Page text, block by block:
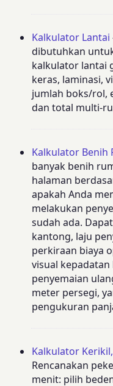
Kalkulator Lantai
dibutuhkan
kalkulator lantai
keras, laminasi,
jumlah boks/rol,
dan total multi-
Kalkulator Benih
banyak benih
halaman
apakah Anda
melakukan
sudah ada.
kantong, laju
perkiraan biaya
visual
penyemaian
meter persegi,
pengukuran
Kalkulator
Rencanakan
menit: pilih